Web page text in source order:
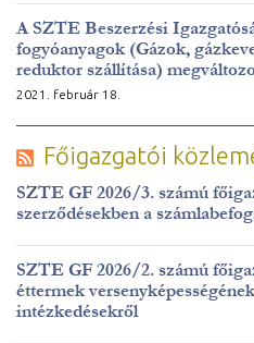
A SZTE Beszerzési
fogyóanyagok (Gázok,
reduktor szállítása)
2021. február 18.
Főigazgatói
SZTE GF 2026/3. számú
szerződésekben a
SZTE GF 2026/2. számú
éttermek
intézkedésekről